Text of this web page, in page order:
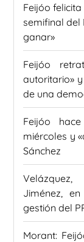
Feijóo
semifinal del
ganar»
Feijóo
autoritario»
de una
Feijóo
miércoles y
Sánchez
Jiménez,
gestión del
Morant: